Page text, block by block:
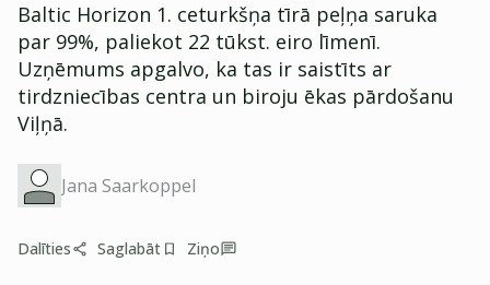
Baltic Horizon 1. ceturkšņa tīrā peļņa saruka
par 99%, paliekot 22 tūkst. eiro līmenī.
Uzņēmums apgalvo, ka tas ir saistīts ar
tirdzniecības centra un biroju ēkas pārdošanu
Viļņā.
Jana Saarkoppel
Dalīties Saglabāt Ziņo